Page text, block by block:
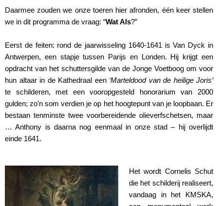
Daarmee zouden we onze toeren hier afronden, één keer stellen
we in dit programma de vraag: “Wat Als?”
Eerst de feiten: rond de jaarwisseling 1640-1641 is Van Dyck in
Antwerpen, een stapje tussen Parijs en Londen. Hij krijgt een
opdracht van het schuttersgilde van de Jonge Voetboog om voor
hun altaar in de Kathedraal een ‘Marteldood van de heilige Joris’
te schilderen, met een vooropgesteld honorarium van 2000
gulden; zo’n som verdien je op het hoogtepunt van je loopbaan. Er
bestaan tenminste twee voorbereidende olieverfschetsen, maar
… Anthony is daarna nog eenmaal in onze stad – hij overlijdt
einde 1641.
Het wordt Cornelis Schut
die het schilderij realiseert,
vandaag in het KMSKA,